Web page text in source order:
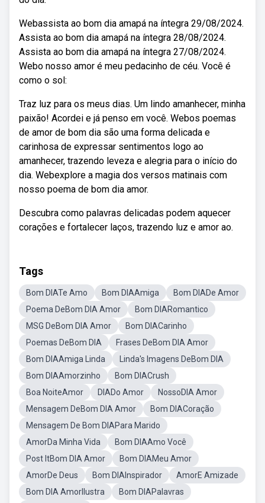
Webassista ao bom dia amapá na íntegra 29/08/2024.
Assista ao bom dia amapá na íntegra 28/08/2024.
Assista ao bom dia amapá na íntegra 27/08/2024.
Webo nosso amor é meu pedacinho de céu. Você é
como o sol:
Traz luz para os meus dias. Um lindo amanhecer, minha
paixão! Acordei e já penso em você. Webos poemas
de amor de bom dia são uma forma delicada e
carinhosa de expressar sentimentos logo ao
amanhecer, trazendo leveza e alegria para o início do
dia. Webexplore a magia dos versos matinais com
nosso poema de bom dia amor.
Descubra como palavras delicadas podem aquecer
corações e fortalecer laços, trazendo luz e amor ao.
Tags
Bom DIATe Amo Bom DIAAmiga
Bom DIADe Amor
Poema DeBom DIA Amor
Bom DIARomantico
MSG DeBom DIA Amor
Bom DIACarinho
Poemas DeBom DIA
Frases DeBom DIA Amor
Bom DIAAmiga Linda
Linda's Imagens DeBom DIA
Bom DIAAmorzinho
Bom DIACrush
Boa NoiteAmor
DIADo Amor
NossoDIA Amor
Mensagem DeBom DIA Amor
Bom DIACoração
Mensagem De Bom DIAPara Marido
AmorDa Minha Vida
Bom DIAAmo Você
Post ItBom DIA Amor
Bom DIAMeu Amor
AmorDe Deus
Bom DIAInspirador
AmorE Amizade
Bom DIA AmorIlustra
Bom DIAPalavras